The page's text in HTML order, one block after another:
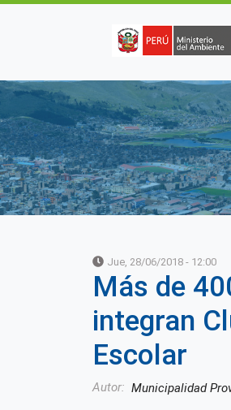
Jue, 28/06/2018 - 12:00
Más de
integran
Escolar
Autor Municipalidad